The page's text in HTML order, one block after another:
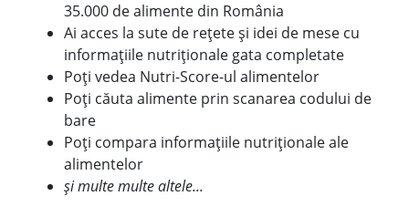
35.000 de alimente din România
Ai acces la sute de rețete și idei de mese cu
informațiile nutriționale gata completate
Poți vedea Nutri-Score-ul alimentelor
Poți căuta alimente prin scanarea codului de
bare
Poți compara informațiile nutriționale ale
alimentelor
și multe multe altele...